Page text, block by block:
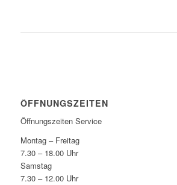
ÖFFNUNGSZEITEN
Öffnungszeiten Service
Montag – Freitag
7.30 – 18.00 Uhr
Samstag
7.30 – 12.00 Uhr